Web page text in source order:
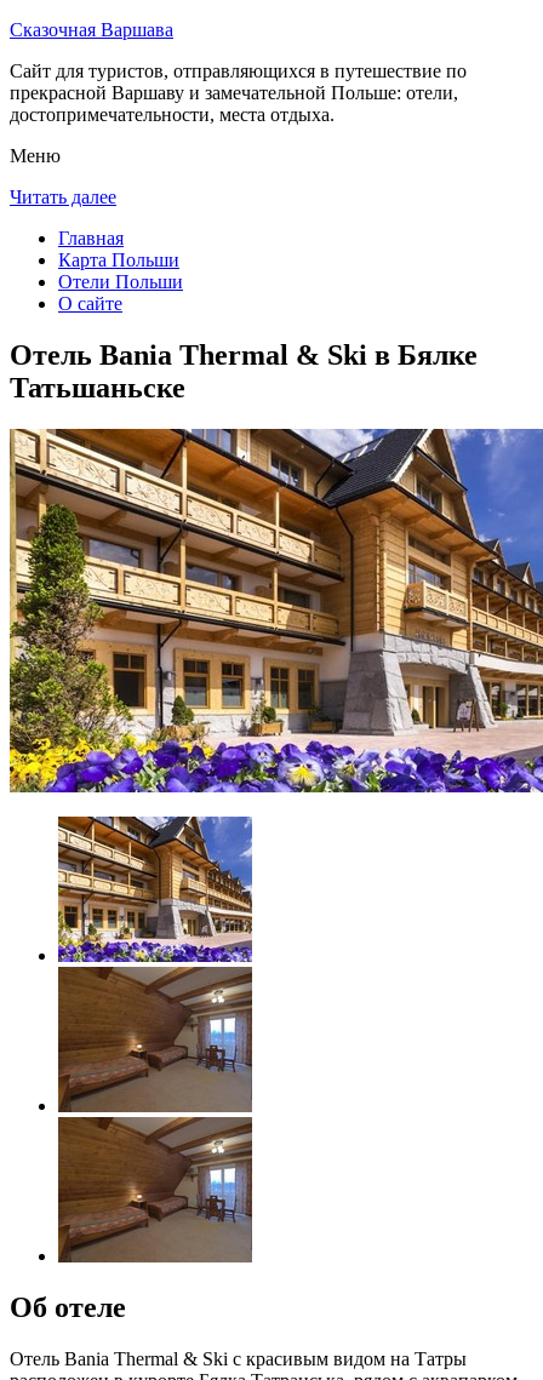
Сказочная Варшава
Сайт для туристов, отправляющихся в путешествие по
прекрасной Варшаву и замечательной Польше: отели,
достопримечательности, места отдыха.
Меню
Читать далее
Главная
Карта Польши
Отели Польши
О сайте
Отель Bania Thermal & Ski в Бялке
Татьшаньске
Об отеле
Отель Bania Thermal & Ski с красивым видом на Татры